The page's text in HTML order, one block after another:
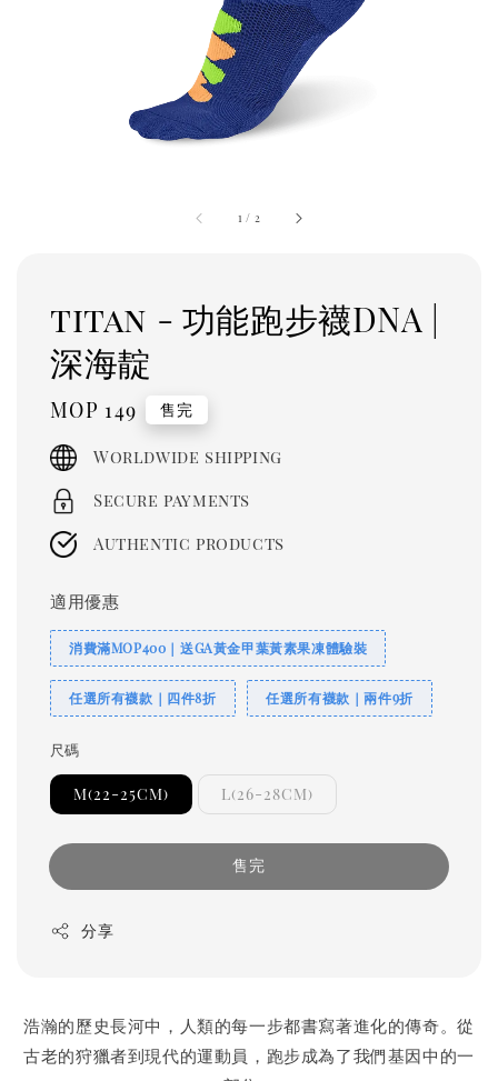
1 / 2
titan - 功能跑步襪DNA |
深海靛
Regular
price
MOP 149 售完
Worldwide shipping
Secure payments
Authentic products
適用優惠
消費滿MOP400｜送GA黃金甲葉黃素果凍體驗裝
任選所有襪款｜四件8折 任選所有襪款｜兩件9折
尺碼
M(22-25CM) L(26-28CM)
售完
分享
浩瀚的歷史長河中，人類的每一步都書寫著進化的傳奇。從
古老的狩獵者到現代的運動員，跑步成為了我們基因中的一